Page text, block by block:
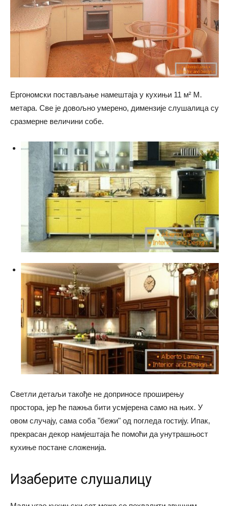
Ергономски постављање намештаја у кухињи 11 м² М.
метара. Све је довољно умерено, димензије слушалица су
сразмерне величини собе.
Светли детаљи такође не доприносе проширењу
простора, јер ће пажња бити усмјерена само на њих. У
овом случају, сама соба "бежи" од погледа гостију. Ипак,
прекрасан декор намјештаја ће помоћи да унутрашњост
кухиње постане сложенија.
Изаберите слушалицу